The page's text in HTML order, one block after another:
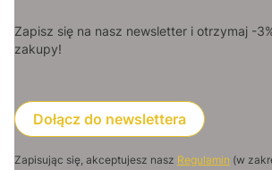
Zapisz się na nasz newsletter i otrzymaj -
zakupy!
Dołącz do newslettera
Zapisując się, akceptujesz nasz Regulamin (w